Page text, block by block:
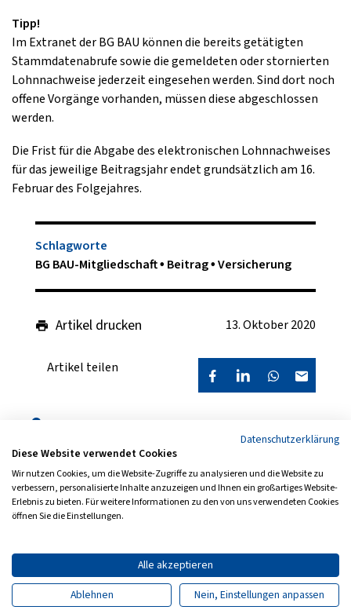
Tipp!
Im Extranet der BG BAU können die bereits getätigten
Stammdatenabrufe sowie die gemeldeten oder stornierten
Lohnnachweise jederzeit eingesehen werden. Sind dort noch
offene Vorgänge vorhanden, müssen diese abgeschlossen
werden.
Die Frist für die Abgabe des elektronischen Lohnnachweises
für das jeweilige Beitragsjahr endet grundsätzlich am 16.
Februar des Folgejahres.
Schlagworte
BG BAU-Mitgliedschaft Beitrag Versicherung
Artikel drucken 13. Oktober 2020
Artikel teilen
Archiv
Kontakt
Datenschutzerklärung
Diese Website verwendet Cookies
Wir nutzen Cookies, um die Website-Zugriffe zu analysieren und die Website zu
verbessern, personalisierte Inhalte anzuzeigen und Ihnen ein großartiges Website-
Erlebnis zu bieten. Für weitere Informationen zu den von uns verwendeten Cookies
öffnen Sie die Einstellungen.
Alle akzeptieren
Ablehnen
Nein, Einstellungen anpassen